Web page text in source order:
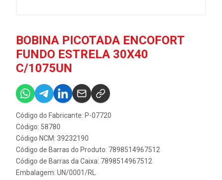
BOBINA PICOTADA ENCOFORT
FUNDO ESTRELA 30X40
C/1075UN
Código do Fabricante: P-07720
Código: 58780
Código NCM: 39232190
Código de Barras do Produto: 7898514967512
Código de Barras da Caixa: 7898514967512
Embalagem: UN/0001/RL